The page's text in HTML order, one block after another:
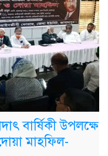
বার্ষিকী উপলক্ষে
মাহফিল-